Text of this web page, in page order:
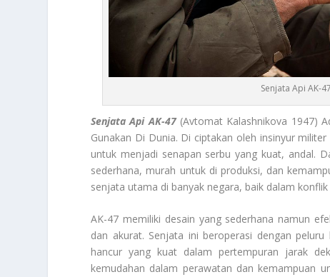
Senjata Api AK-
Senjata Api AK-47(Avtomat Kalashnikova 1947)
Gunakan Di Dunia. Di ciptakan oleh insinyur
untuk menjadi senapan serbu yang kuat, andal.
sederhana, murah untuk di produksi, dan
senjata utama di banyak negara, baik dalam
AK-47 memiliki desain yang sederhana namun
dan akurat. Senjata ini beroperasi dengan
hancur yang kuat dalam pertempuran jarak
kemudahan dalam perawatan dan kemampuan